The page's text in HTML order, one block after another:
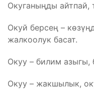
Окуганыңды айтпай,
Окуй берсең –
жалкоолук басат.
Окуу – билим
Окуу – жакшылык,